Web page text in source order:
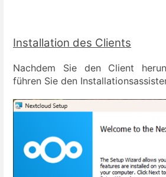
Installation des Clients
Nachdem Sie den Client
führen Sie den